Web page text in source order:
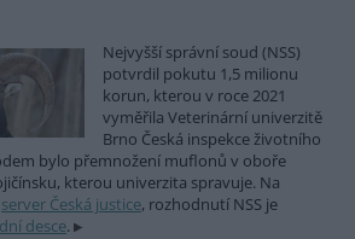
Nejvyšší správní soud (NSS)
potvrdil pokutu 1,5 milionu
korun, kterou v roce 2021
vyměřila Veterinární univerzitě
Brno Česká inspekce životního
bylo přemnožení muflonů v oboře
kterou univerzita spravuje. Na
server Česká justice, rozhodnutí NSS je
desce.